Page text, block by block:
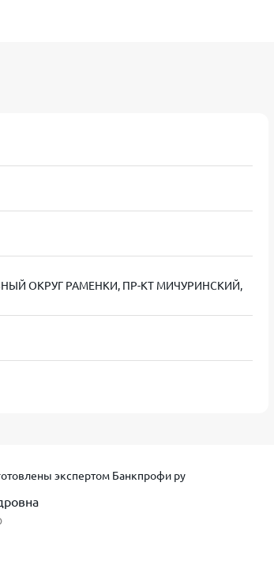
в АБ Групп
в таблице приведены основные
для нового клиента; от 0,8% до 1% в
при возврате вовремя (экономия на
скоринговая система,
от 18 лет, постоянная регистрация,
телефон
РФ (никаких справок о доходах и
ОКРУГ РАМЕНКИ, ПР-КТ МИЧУРИНСКИЙ,
экспертом Банкпрофи ру